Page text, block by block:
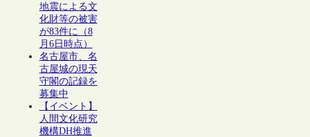
地震による文
化財等の被害
が83件に（8
月6日時点）
名古屋市、名
古屋城の現天
守閣の記録を
募集中
【イベント】
人間文化研究
機構DH推進